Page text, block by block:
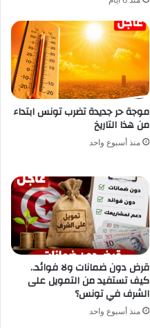
موجة حر جديدة تضرب تونس ابتداء
من هذا التاريخ
منذ أسبوع واحد
قرض دون ضمانات ولا فوائد..
كيف تستفيد من التمويل على
الشرف في تونس؟
منذ أسبوع واحد